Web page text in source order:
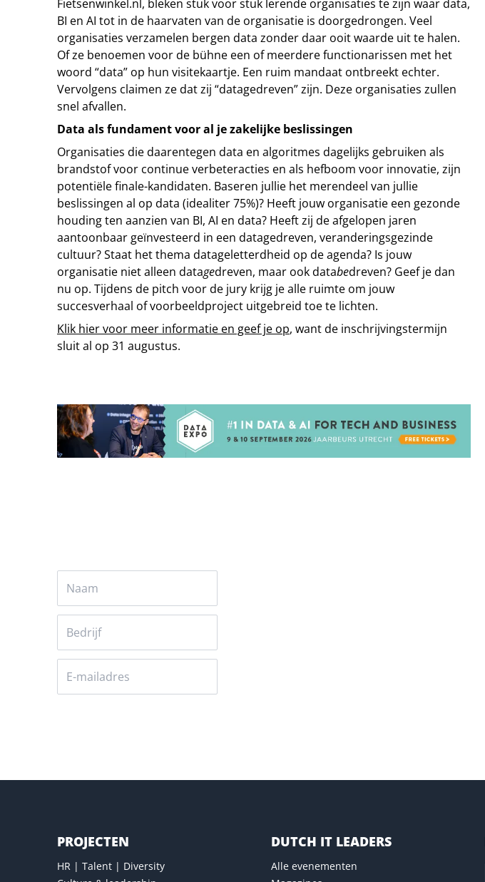
Fietsenwinkel.nl, bleken stuk voor stuk lerende organisaties te zijn waar data,
BI en AI tot in de haarvaten van de organisatie is doorgedrongen. Veel
organisaties verzamelen bergen data zonder daar ooit waarde uit te halen.
Of ze benoemen voor de bühne een of meerdere functionarissen met het
woord “data” op hun visitekaartje. Een ruim mandaat ontbreekt echter.
Vervolgens claimen ze dat zij “datagedreven” zijn. Deze organisaties zullen
snel afvallen.
Data als fundament voor al je zakelijke beslissingen
Organisaties die daarentegen data en algoritmes dagelijks gebruiken als
brandstof voor continue verbeteracties en als hefboom voor innovatie, zijn
potentiële finale-kandidaten. Baseren jullie het merendeel van jullie
beslissingen al op data (idealiter 75%)? Heeft jouw organisatie een gezonde
houding ten aanzien van BI, AI en data? Heeft zij de afgelopen jaren
aantoonbaar geïnvesteerd in een datagedreven, veranderingsgezinde
cultuur? Staat het thema datageletterdheid op de agenda? Is jouw
organisatie niet alleen datagedreven, maar ook databedreven? Geef je dan
nu op. Tijdens de pitch voor de jury krijg je alle ruimte om jouw
succesverhaal of voorbeeldproject uitgebreid toe te lichten.
Klik hier voor meer informatie en geef je op, want de inschrijvingstermijn
sluit al op 31 augustus.
PROJECTEN
HR | Talent | Diversity
DUTCH IT LEADERS
Alle evenementen